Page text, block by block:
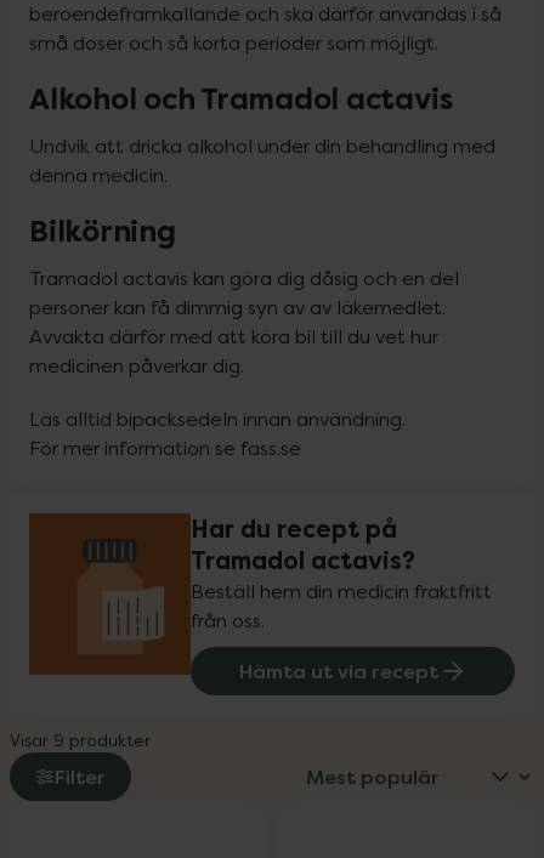
beroendeframkallande och ska därför användas i så
små doser och så korta perioder som möjligt.
Alkohol och Tramadol actavis
Undvik att dricka alkohol under din behandling med
denna medicin.
Bilkörning
Tramadol actavis kan göra dig dåsig och en del
personer kan få dimmig syn av av läkemedlet.
Avvakta därför med att köra bil till du vet hur
medicinen påverkar dig.
Läs alltid bipacksedeln innan användning.
För mer information se fass.se
Har du recept på
Tramadol actavis?
Beställ hem din medicin fraktfritt
från oss.
Hämta ut via recept
Visar 9 produkter
Filter